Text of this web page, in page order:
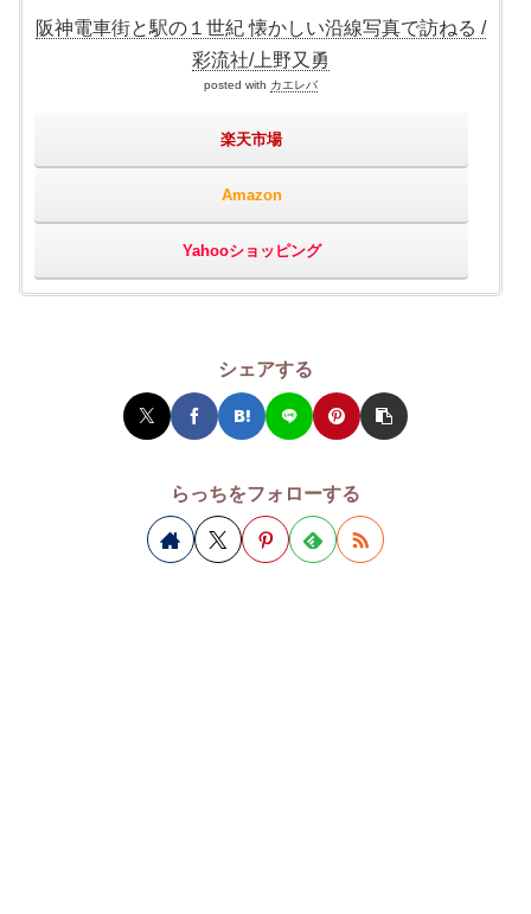
阪神電車街と駅の１世紀 懐かしい沿線写真で訪ねる /
彩流社/上野又勇
posted with カエレバ
楽天市場
Amazon
Yahooショッピング
シェアする
らっちをフォローする